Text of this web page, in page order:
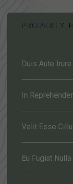
PROPERTY
Duis Aute
In
Velit Esse
Eu Fugiat